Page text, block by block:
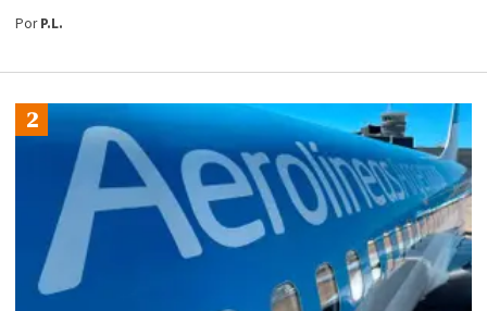
PorP.L.